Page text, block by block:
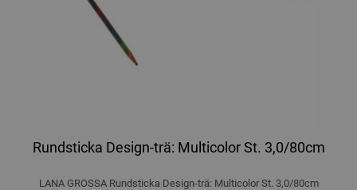
Rundsticka Design-trä: Multicolor St. 3,0/80cm
LANA GROSSA Rundsticka Design-trä: Multicolor St. 3,0/80cm